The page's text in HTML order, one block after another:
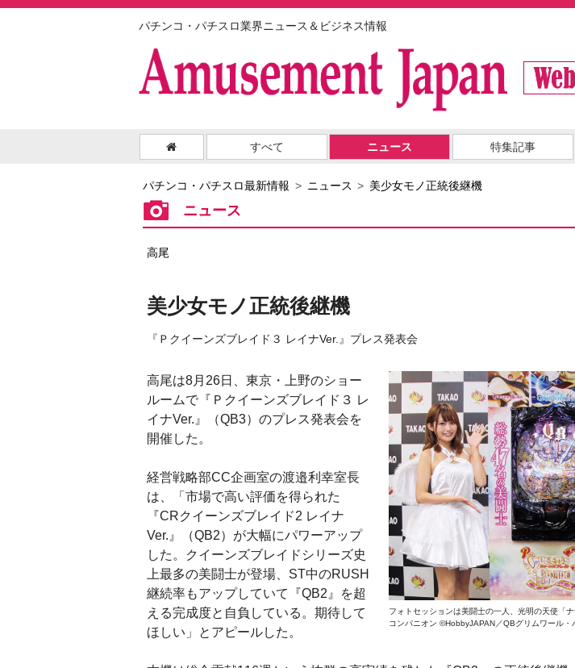
パチンコ・パチスロ業界ニュース＆ビジネス情報
すべて ニュース 特集記事
パチンコ・パチスロ最新情報 ニュース 美少女モノ正統後継機
ニュース
高尾
美少女モノ正統後継機
『Ｐクイーンズブレイド３ レイナVer.』プレス発表会
フォトセッションは美闘士の一人、光明の天使「
コンパニオン ©HobbyJAPAN／QBグリムワール・
高尾は8月26日、東京・上野のショー
ルームで『Ｐクイーンズブレイド３ レ
イナVer.』（QB3）のプレス発表会を
開催した。
経営戦略部CC企画室の渡邉利幸室長
は、「市場で高い評価を得られた
『CRクイーンズブレイド2 レイナ
Ver.』（QB2）が大幅にパワーアップ
した。クイーンズブレイドシリーズ史
上最多の美闘士が登場、ST中のRUSH
継続率もアップしていて『QB2』を超
える完成度と自負している。期待して
ほしい」とアピールした。